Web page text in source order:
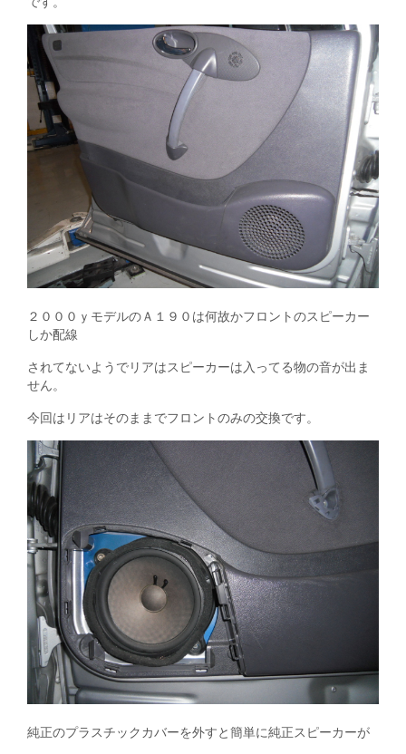
２０００ｙモデルのＡ１９０は何故かフロントのスピーカー
しか配線
されてないようでリアはスピーカーは入ってる物の音が出ま
せん。
今回はリアはそのままでフロントのみの交換です。
純正のプラスチックカバーを外すと簡単に純正スピーカーが